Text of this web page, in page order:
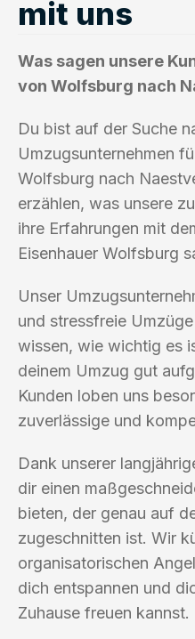
mit uns
Was sagen unsere
von Wolfsburg nach
Du bist auf der Suche
Umzugsunternehmen
Wolfsburg nach
erzählen, was unsere
ihre Erfahrungen mit
Eisenhauer Wolfsburg
Unser
und stressfreie
wissen, wie wichtig es
deinem Umzug gut
Kunden loben uns
zuverlässige und
Dank unserer
dir einen
bieten, der genau auf
zugeschnitten ist. Wir
organisatorischen
dich entspannen und
Zuhause freuen kannst.